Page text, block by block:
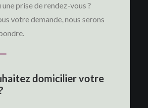
une prise de rendez-vous ?
votre demande, nous serons
domicilier votre